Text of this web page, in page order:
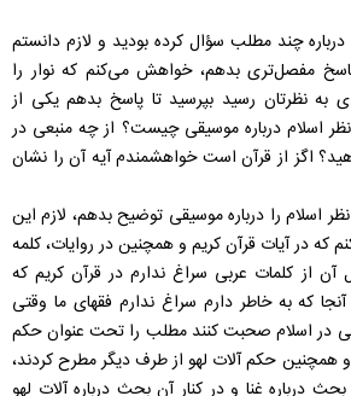
چند مطلب سؤال كرده بوديد و لازم دانستم
مفصل‌تری بدهم، خواهش می‌كنم كه نوار را
به نظرتان رسيد بپرسيد تا پاسخ بدهم يكی از
اسلام درباره موسيقی چيست؟ از چه منبعی در
اگز از قرآن است خواهشمندم آيه‌ آن را نشان
اسلام را درباره موسيقی توضيح بدهم‌، لازم اين
كه در آيات قرآن كريم و همچنين در روايات، كلمه
آن از كلمات عربی سراغ ندارم در قرآن كريم كه
كه به خاطر دارم سراغ ندارم فقهای ما وقتی
در اسلام صحبت كنند مطلب را تحت عنوان حكم
همچنين حكم آلات لهو از طرف ديگر مطرح كردند،
درباره غنا و در كنار آن بحث درباره آلات لهو